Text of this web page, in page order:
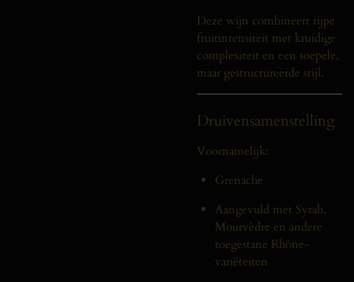
Deze wijn combineert rijpe
fruitintensiteit met kruidige
complexiteit en een soepele,
maar gestructureerde stijl.
Druivensamenstelling
Voornamelijk:
Grenache
Aangevuld met Syrah,
Mourvèdre en andere
toegestane Rhône-
variëteiten